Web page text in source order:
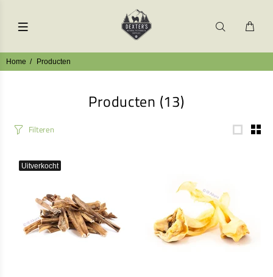
Home Producten
Producten (13)
Filteren
Uitverkocht